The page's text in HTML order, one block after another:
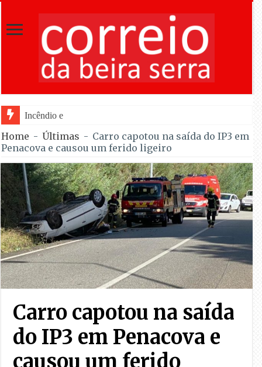
Incêndio em Fornos de Algodres dominad
Home - Últimas - Carro capotou na saída do IP3 em
Penacova e causou um ferido ligeiro
Carro capotou na saída
do IP3 em Penacova e
causou um ferido